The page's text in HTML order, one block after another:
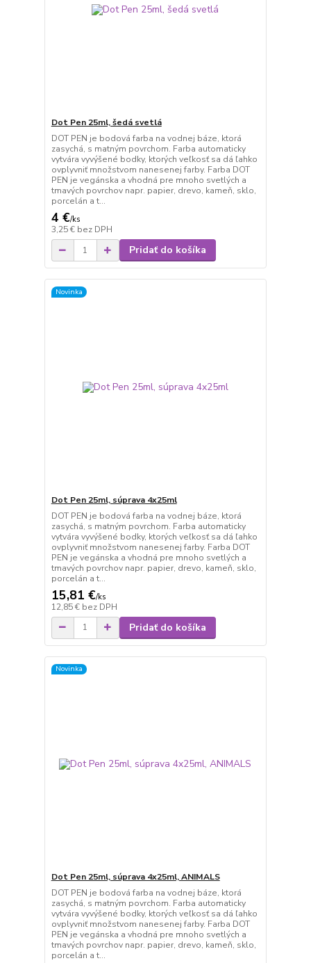
Dot Pen 25ml, šedá svetlá
DOT PEN je bodová farba na vodnej báze, ktorá
zasychá, s matným povrchom. Farba automaticky
vytvára vyvýšené bodky, ktorých veľkosť sa dá ľahko
ovplyvniť množstvom nanesenej farby. Farba DOT
PEN je vegánska a vhodná pre mnoho svetlých a
tmavých povrchov napr. papier, drevo, kameň, sklo,
porcelán a t...
4 €/ks
3,25 € bez DPH
Pridať do košíka
Novinka
Dot Pen 25ml, súprava 4x25ml
DOT PEN je bodová farba na vodnej báze, ktorá
zasychá, s matným povrchom. Farba automaticky
vytvára vyvýšené bodky, ktorých veľkosť sa dá ľahko
ovplyvniť množstvom nanesenej farby. Farba DOT
PEN je vegánska a vhodná pre mnoho svetlých a
tmavých povrchov napr. papier, drevo, kameň, sklo,
porcelán a t...
15,81 €/ks
12,85 € bez DPH
Pridať do košíka
Novinka
Dot Pen 25ml, súprava 4x25ml, ANIMALS
DOT PEN je bodová farba na vodnej báze, ktorá
zasychá, s matným povrchom. Farba automaticky
vytvára vyvýšené bodky, ktorých veľkosť sa dá ľahko
ovplyvniť množstvom nanesenej farby. Farba DOT
PEN je vegánska a vhodná pre mnoho svetlých a
tmavých povrchov napr. papier, drevo, kameň, sklo,
porcelán a t...